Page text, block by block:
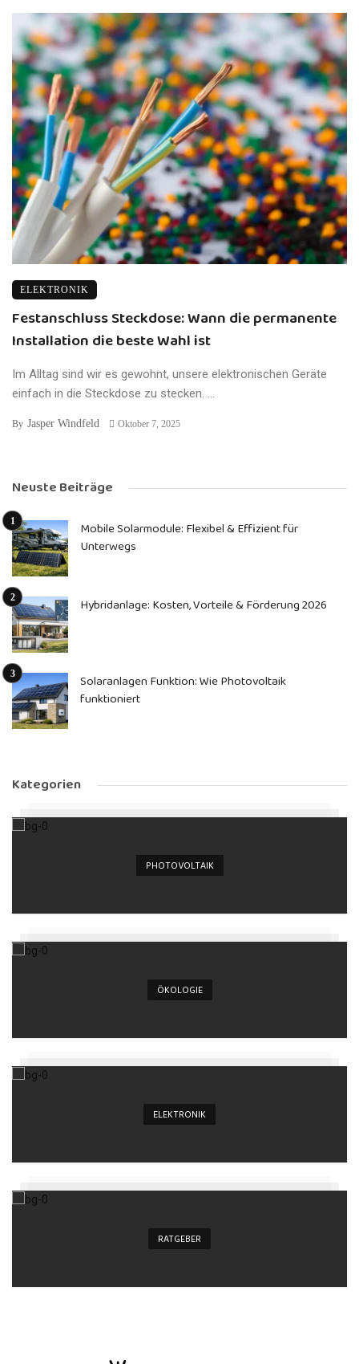
ELEKTRONIK
Festanschluss Steckdose: Wann die permanente
Installation die beste Wahl ist
Im Alltag sind wir es gewohnt, unsere elektronischen Geräte
einfach in die Steckdose zu stecken. ...
By Jasper Windfeld Oktober 7, 2025
Neuste Beiträge
Mobile Solarmodule: Flexibel & Effizient für
Unterwegs
Hybridanlage: Kosten, Vorteile & Förderung 2026
Solaranlagen Funktion: Wie Photovoltaik
funktioniert
Kategorien
PHOTOVOLTAIK
ÖKOLOGIE
ELEKTRONIK
RATGEBER